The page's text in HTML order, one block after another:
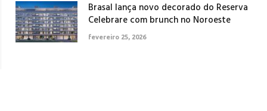
Brasal lança novo decorado do Reserva
Celebrare com brunch no Noroeste
fevereiro 25, 2026